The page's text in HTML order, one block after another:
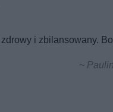
i zbilansowany.
~